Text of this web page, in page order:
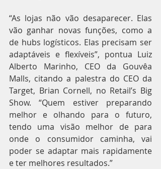
“As lojas não vão desaparecer. Elas
vão ganhar novas funções, como a
de hubs logísticos. Elas precisam ser
adaptáveis e flexíveis”, pontua Luiz
Alberto Marinho, CEO da Gouvêa
Malls, citando a palestra do CEO da
Target, Brian Cornell, no Retail’s Big
Show. “Quem estiver preparando
melhor e olhando para o futuro,
tendo uma visão melhor de para
onde o consumidor caminha, vai
poder se adaptar mais rapidamente
e ter melhores resultados.”